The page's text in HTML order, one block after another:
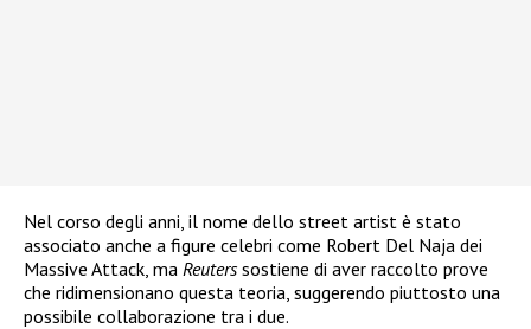
Nel corso degli anni, il nome dello street artist è stato
associato anche a figure celebri come Robert Del Naja dei
Massive Attack, ma Reuterssostiene di aver raccolto prove
che ridimensionano questa teoria, suggerendo piuttosto una
possibile collaborazione tra i due.